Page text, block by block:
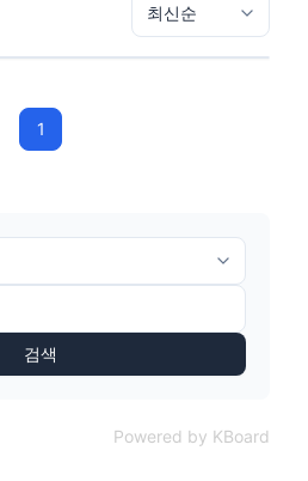
1
검색
Powered by KBoard